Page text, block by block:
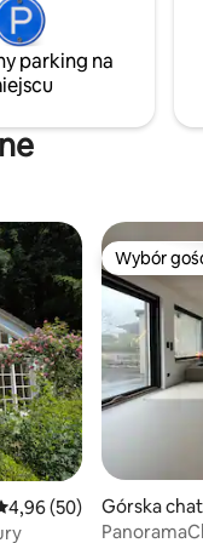
parking na
ocena: 4,96 na 5,
4,96 (50)
Wybór
Wybór
Górska